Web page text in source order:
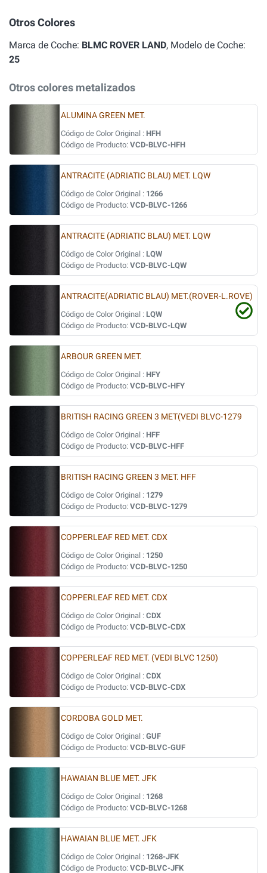
Otros Colores
Marca de Coche: BLMC ROVER LAND, Modelo de Coche:
25
Otros colores metalizados
ALUMINA GREEN MET.
Código de Color Original : HFH
Código de Producto: VCD-BLVC-HFH
ANTRACITE (ADRIATIC BLAU) MET. LQW
Código de Color Original : 1266
Código de Producto: VCD-BLVC-1266
ANTRACITE (ADRIATIC BLAU) MET. LQW
Código de Color Original : LQW
Código de Producto: VCD-BLVC-LQW
ANTRACITE(ADRIATIC BLAU) MET.(ROVER-L.ROVE)
Código de Color Original : LQW
Código de Producto: VCD-BLVC-LQW
ARBOUR GREEN MET.
Código de Color Original : HFY
Código de Producto: VCD-BLVC-HFY
BRITISH RACING GREEN 3 MET(VEDI BLVC-1279
Código de Color Original : HFF
Código de Producto: VCD-BLVC-HFF
BRITISH RACING GREEN 3 MET. HFF
Código de Color Original : 1279
Código de Producto: VCD-BLVC-1279
COPPERLEAF RED MET. CDX
Código de Color Original : 1250
Código de Producto: VCD-BLVC-1250
COPPERLEAF RED MET. CDX
Código de Color Original : CDX
Código de Producto: VCD-BLVC-CDX
COPPERLEAF RED MET. (VEDI BLVC 1250)
Código de Color Original : CDX
Código de Producto: VCD-BLVC-CDX
CORDOBA GOLD MET.
Código de Color Original : GUF
Código de Producto: VCD-BLVC-GUF
HAWAIAN BLUE MET. JFK
Código de Color Original : 1268
Código de Producto: VCD-BLVC-1268
HAWAIAN BLUE MET. JFK
Código de Color Original : 1268-JFK
Código de Producto: VCD-BLVC-JFK